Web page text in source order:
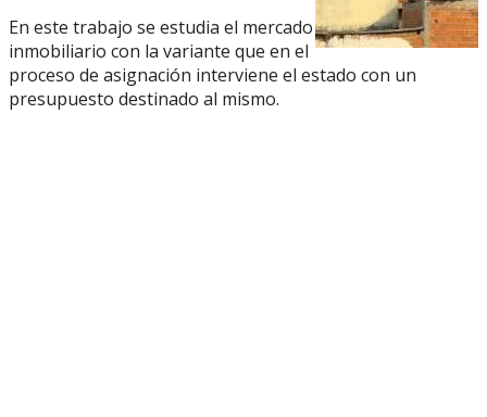
En este trabajo se estudia el mercado
inmobiliario con la variante que en el
proceso de asignación interviene el estado con un
presupuesto destinado al mismo.